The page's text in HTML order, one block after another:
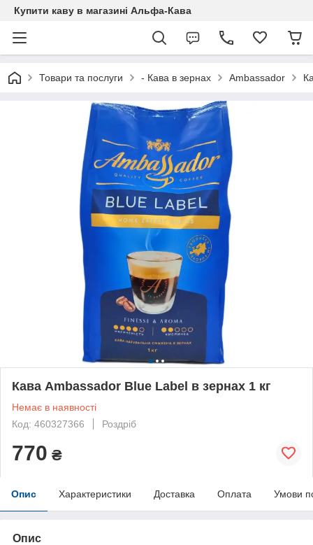
Купити каву в магазині Альфа-Кава
Товари та послуги - Кава в зернах Ambassador
Кава Ambassador Blue Label в зернах 1 кг
Немає в наявності
Код: 460327366
Роздріб
770 ₴
Опис Характеристики Доставка Оплата Умови
Опис